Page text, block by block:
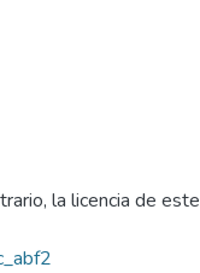
la licencia de este